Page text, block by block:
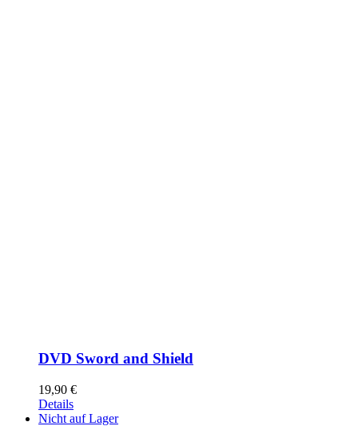
DVD Sword and Shield
19,90 €
Details
Nicht auf Lager